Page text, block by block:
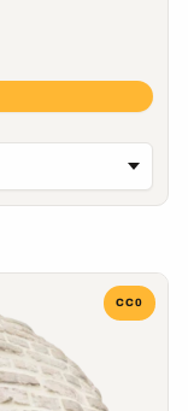
CC0